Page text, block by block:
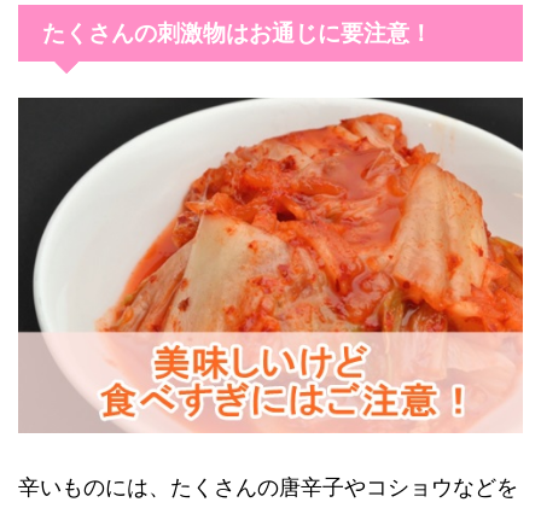
たくさんの刺激物はお通じに要注意！
辛いものには、たくさんの唐辛子やコショウなどを